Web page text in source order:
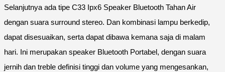
Selanjutnya ada tipe C33 Ipx6 Speaker Bluetooth Tahan Air
dengan suara surround stereo. Dan kombinasi lampu berkedip,
dapat disesuaikan, serta dapat dibawa kemana saja di malam
hari. Ini merupakan speaker Bluetooth Portabel, dengan suara
jernih dan treble definisi tinggi dan volume yang mengesankan,